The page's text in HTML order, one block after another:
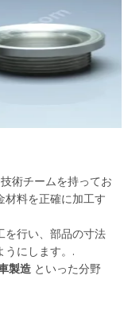
術チームを持ってお
材料を正確に加工す
を行い、部品の寸法
うにします。.
製造 といった分野